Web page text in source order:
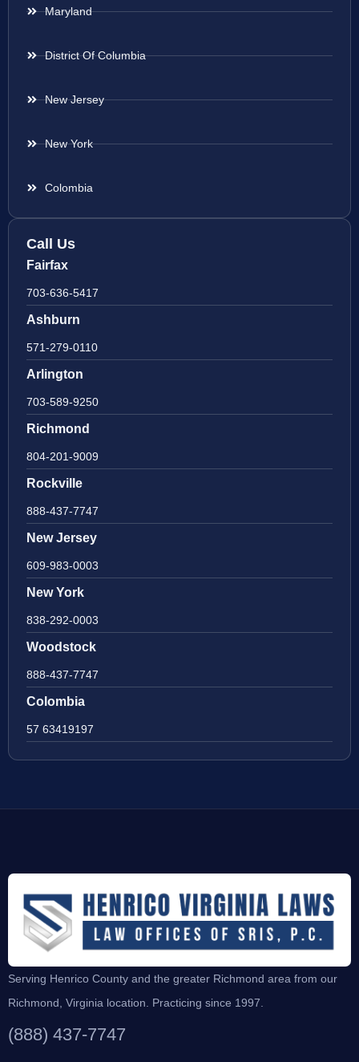
Maryland
District Of Columbia
New Jersey
New York
Colombia
Call Us
Fairfax
703-636-5417
Ashburn
571-279-0110
Arlington
703-589-9250
Richmond
804-201-9009
Rockville
888-437-7747
New Jersey
609-983-0003
New York
838-292-0003
Woodstock
888-437-7747
Colombia
57 63419197
Serving Henrico County and the greater Richmond area from our
Richmond, Virginia location. Practicing since 1997.
(888) 437-7747